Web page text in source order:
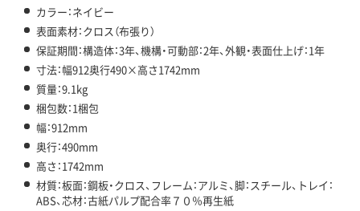
カラー：ネイビー
表面素材：クロス（布張り）
保証期間：構造体：3年、機構・可動部：2年、外観・表面仕上げ：1年
寸法：幅912奥行490×高さ1742mm
質量：9.1kg
梱包数：1梱包
幅：912mm
奥行：490mm
高さ：1742mm
材質：板面：鋼板・クロス、フレーム：アルミ、脚：スチール、トレイ：
ABS、芯材：古紙パルプ配合率７０％再生紙